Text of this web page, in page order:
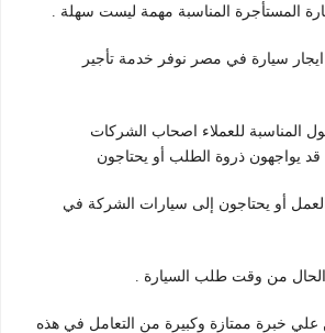
المستأجرة المناسبة مهمة ليست سهلة .
سيارة في مصر نوفر خدمة تأجير
المناسبة للعملاء اصحاب الشركات
قد يواجهون ذروة الطلب أو يحتاجون
أو يحتاجون إلى سيارات الشركة في
من وقت طلب السيارة .
علي خبرة ممتازة وكبيرة من التعامل في هذه